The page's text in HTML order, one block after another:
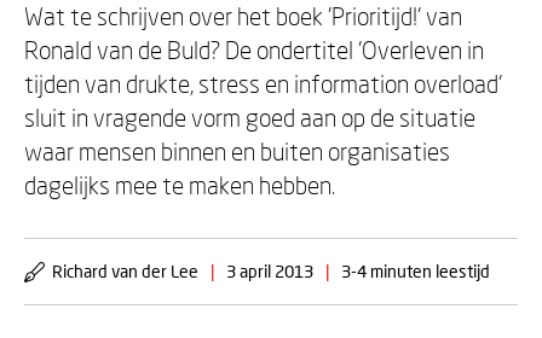
Wat te schrijven over het boek 'Prioritijd!' van
Ronald van de Buld? De ondertitel 'Overleven in
tijden van drukte, stress en information overload'
sluit in vragende vorm goed aan op de situatie
waar mensen binnen en buiten organisaties
dagelijks mee te maken hebben.
Richard van der Lee | 3 april 2013 | 3-4 minuten leestijd